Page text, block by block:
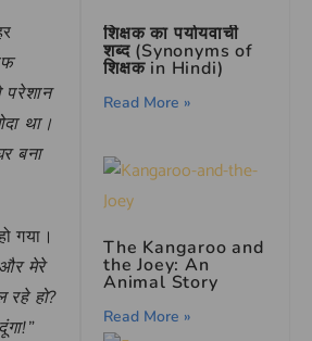
था।
बना
गया।
मेरे
रहे हो?
शिक्षक का पर्यायवाची
शब्द (Synonyms of
शिक्षक in Hindi)
Read More »
The Kangaroo and
the Joey: An
Animal Story
Read More »